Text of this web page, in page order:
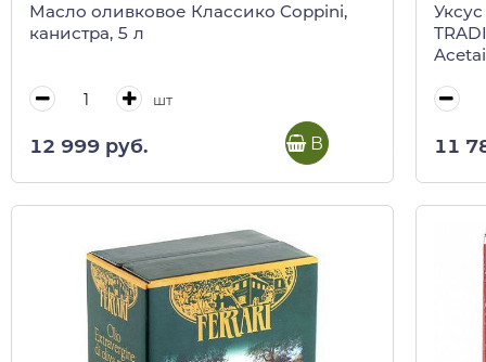
Масло оливковое Классико Coppini,
канистра, 5 л
шт
12 999 руб. В корзину 11